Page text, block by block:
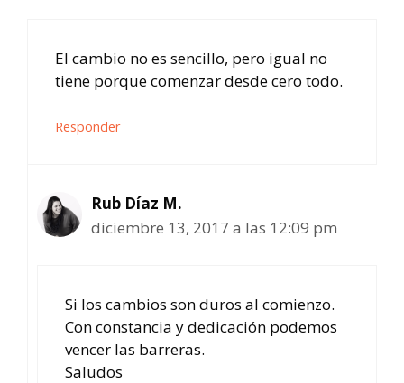
El cambio no es sencillo, pero igual no
tiene porque comenzar desde cero todo.
Responder
Rub Díaz M.
diciembre 13, 2017 a las 12:09 pm
Si los cambios son duros al comienzo.
Con constancia y dedicación podemos
vencer las barreras.
Saludos